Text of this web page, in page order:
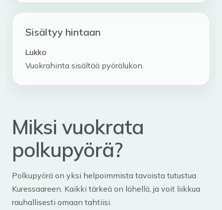
Sisältyy hintaan
Lukko
Vuokrahinta sisältää pyörälukon.
Miksi vuokrata
polkupyörä?
Polkupyörä on yksi helpoimmista tavoista tutustua
Kuressaareen. Kaikki tärkeä on lähellä, ja voit liikkua
rauhallisesti omaan tahtiisi.